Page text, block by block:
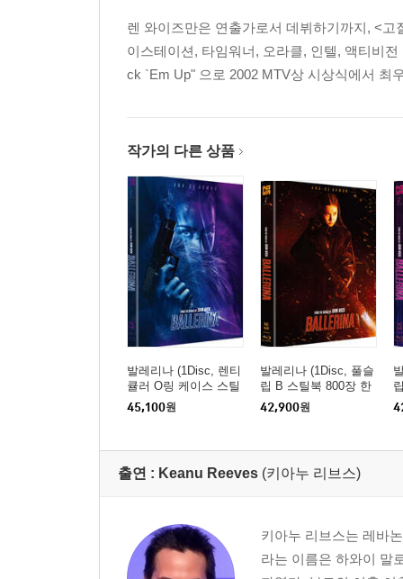
렌 와이즈만은 연출가로서 데뷔하기까지, <
이스테이션, 타임워너, 오라클, 인텔, 액티비
ck `Em Up" 으로 2002 MTV상 시상식에서 최
작가의 다른 상품
발레리나 (1Disc, 렌티
큘러 O링 케이스 스틸
북 900장 한정판) : 블
루레이
45,100원
발레리나 (1Disc, 풀슬
립 B 스틸북 800장 한
정판) : 블루레이
42,900원
출연 : Keanu Reeves (키아누 리브스)
키아누 리브스는 레바
라는 이름은 하와이 말